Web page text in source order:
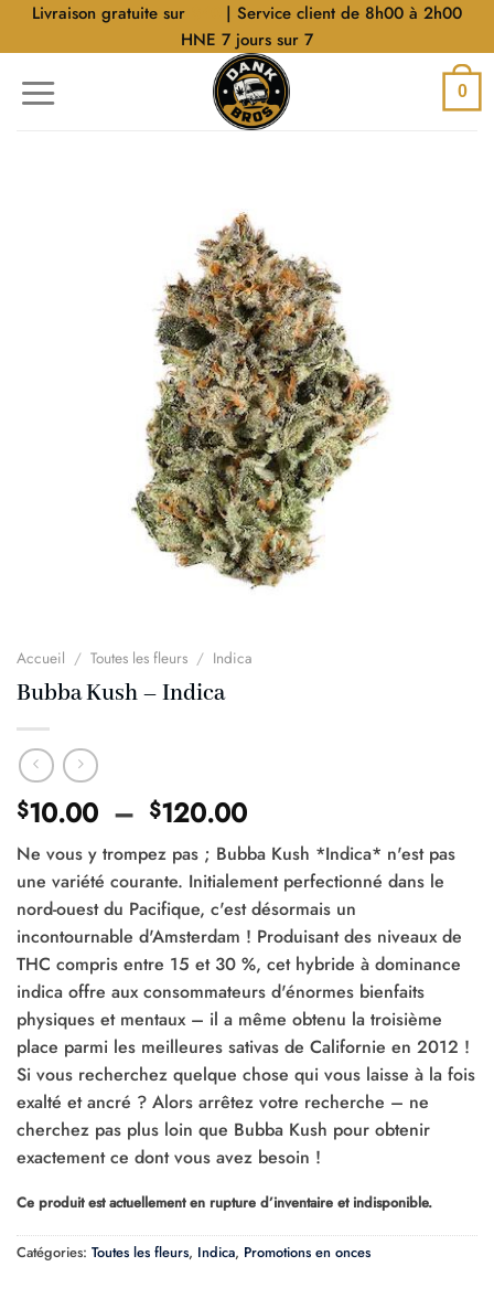
AllerLivraison gratuite sur
| Service client de 8h00 à 2h00
HNE 7 jours sur 7
0
Accueil / Toutes les fleurs / Indica
Bubba Kush – Indica
$10.00 – $120.00Plage
de
prix :
$10.00
à
$120.00
Ne vous y trompez pas ; Bubba Kush *Indica* n'est pas
une variété courante. Initialement perfectionné dans le
nord-ouest du Pacifique, c'est désormais un
incontournable d'Amsterdam ! Produisant des niveaux de
THC compris entre 15 et 30 %, cet hybride à dominance
indica offre aux consommateurs d'énormes bienfaits
physiques et mentaux – il a même obtenu la troisième
place parmi les meilleures sativas de Californie en 2012 !
Si vous recherchez quelque chose qui vous laisse à la fois
exalté et ancré ? Alors arrêtez votre recherche – ne
cherchez pas plus loin que Bubba Kush pour obtenir
exactement ce dont vous avez besoin !
Ce produit est actuellement en rupture d’inventaire et indisponible.
Catégories: Toutes les fleurs, Indica, Promotions en onces